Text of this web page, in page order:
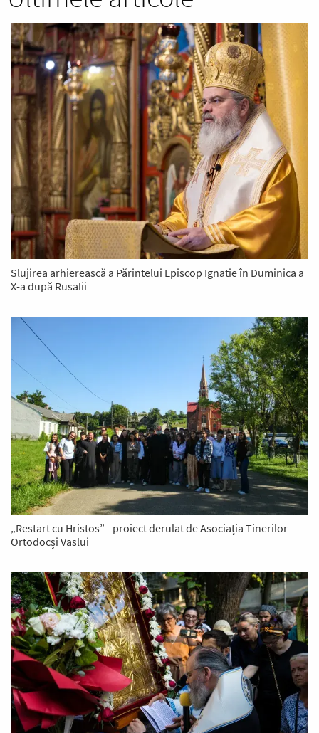
Slujirea arhierească a Părintelui Episcop Ignatie în Duminica a
X-a după Rusalii
„Restart cu Hristos” - proiect derulat de Asociația Tinerilor
Ortodocși Vaslui